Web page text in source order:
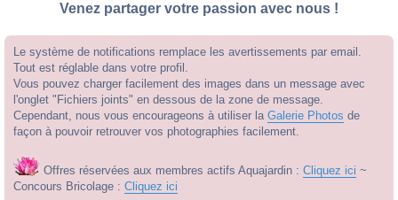
Venez partager votre passion avec nous !
Le système de notifications remplace les avertissements par email.
Tout est réglable dans votre profil.
Vous pouvez charger facilement des images dans un message avec
l'onglet "Fichiers joints" en dessous de la zone de message.
Cependant, nous vous encourageons à utiliser la Galerie Photos de
façon à pouvoir retrouver vos photographies facilement.
Offres réservées aux membres actifs Aquajardin : Cliquez ici ~
Concours Bricolage : Cliquez ici